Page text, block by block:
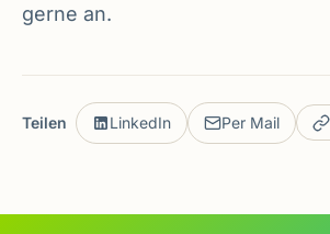
gerne an.
Teilen LinkedIn Per Mail